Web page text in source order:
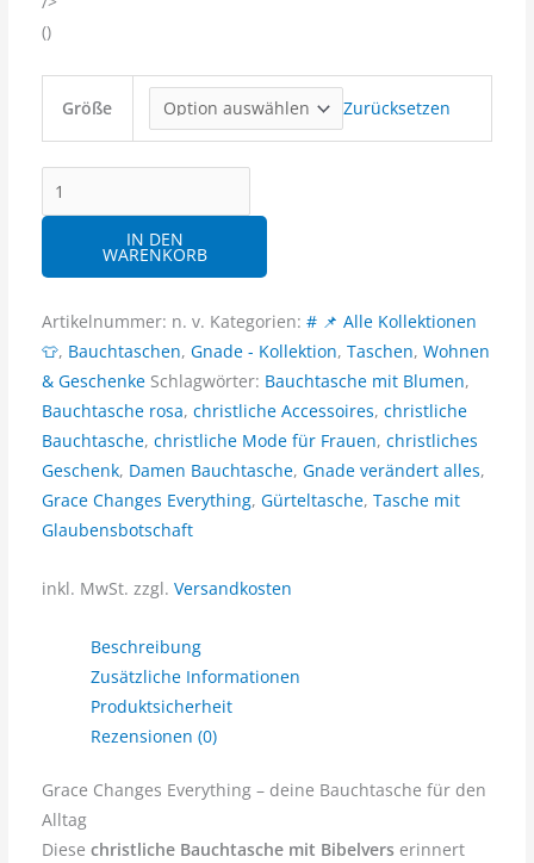
()
Größe Zurücksetzen
Bauchtasche
Grace
Everything
|
Damen-
Tasche
mit
Botschaft
Menge
IN DEN
WARENKORB
Artikelnummer: n. v. Kategorien: # 📌 Alle Kollektionen
👕, Bauchtaschen, Gnade - Kollektion, Taschen, Wohnen
& Geschenke Schlagwörter: Bauchtasche mit Blumen,
Bauchtasche rosa, christliche Accessoires, christliche
Bauchtasche, christliche Mode für Frauen, christliches
Geschenk, Damen Bauchtasche, Gnade verändert alles,
Grace Changes Everything, Gürteltasche, Tasche mit
Glaubensbotschaft
inkl. MwSt. zzgl. Versandkosten
Beschreibung
Zusätzliche Informationen
Produktsicherheit
Rezensionen (0)
Grace Changes Everything – deine Bauchtasche für den
Alltag
Diese christliche Bauchtasche mit Bibelverserinnert